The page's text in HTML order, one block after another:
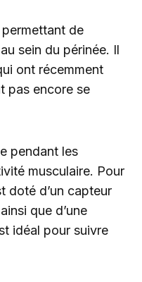
permettant de
sein du périnée. Il
ont récemment
pas encore se
pendant les
musculaire. Pour
doté d’un capteur
que d’une
idéal pour suivre